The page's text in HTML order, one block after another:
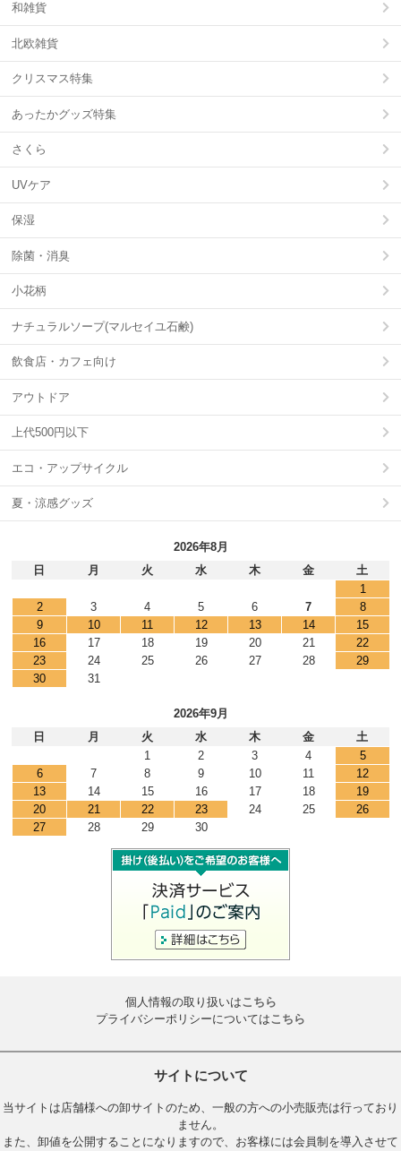
和雑貨
北欧雑貨
クリスマス特集
あったかグッズ特集
さくら
UVケア
保湿
除菌・消臭
小花柄
ナチュラルソープ(マルセイユ石鹸)
飲食店・カフェ向け
アウトドア
上代500円以下
エコ・アップサイクル
夏・涼感グッズ
2026年8月
日
月 火 水 木 金
土
1
2
3 4 5 6 7
8
9
10 11 12 13 14
15
16
17 18 19 20 21
22
23
24 25 26 27 28
29
30
31
2026年9月
日
月 火 水 木 金
土
1
2 3 4
5
6
7 8 9 10 11
12
13
14 15 16 17 18
19
20
21 22 23 24 25
26
27
28 29 30
個人情報の取り扱いはこちら
プライバシーポリシーについてはこちら
サイトについて
当サイトは店舗様への卸サイトのため、一般の方への小売販売は行っており
ません。
また、卸値を公開することになりますので、お客様には会員制を導入させて